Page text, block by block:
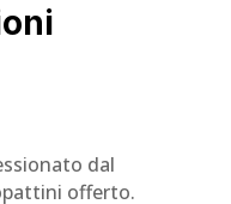
dal
offerto.